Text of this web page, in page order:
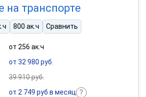
на транспорте
800 ак.ч Сравнить
от 256 ак.ч
от 32 980 руб.
39 910 руб.
от 2 749 руб в месяц